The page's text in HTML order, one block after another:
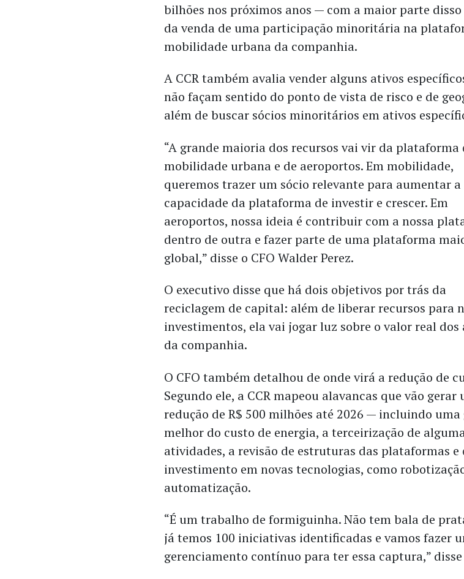
bilhões nos próximos anos — com a maior parte
da venda de uma participação minoritária na
mobilidade urbana da companhia.
A CCR também avalia vender alguns ativos
não façam sentido do ponto de vista de risco e de
além de buscar sócios minoritários em ativos
“A grande maioria dos recursos vai vir da plataforma
mobilidade urbana e de aeroportos. Em mobilidade,
queremos trazer um sócio relevante para aumentar a
capacidade da plataforma de investir e crescer. Em
aeroportos, nossa ideia é contribuir com a nossa
dentro de outra e fazer parte de uma plataforma
global,” disse o CFO Walder Perez.
O executivo disse que há dois objetivos por trás da
reciclagem de capital: além de liberar recursos para
investimentos, ela vai jogar luz sobre o valor real dos
da companhia.
O CFO também detalhou de onde virá a redução de
Segundo ele, a CCR mapeou alavancas que vão gerar
redução de R$ 500 milhões até 2026 — incluindo uma
melhor do custo de energia, a terceirização de
atividades, a revisão de estruturas das plataformas e
investimento em novas tecnologias, como
automatização.
“É um trabalho de formiguinha. Não tem bala de
já temos 100 iniciativas identificadas e vamos fazer
gerenciamento contínuo para ter essa captura,” disse